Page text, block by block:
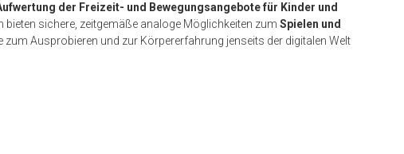
der Freizeit- und Bewegungsangebote für Kinder und
bieten sichere, zeitgemäße analoge Möglichkeiten zum Spielen und
zum Ausprobieren und zur Körpererfahrung jenseits der digitalen Welt